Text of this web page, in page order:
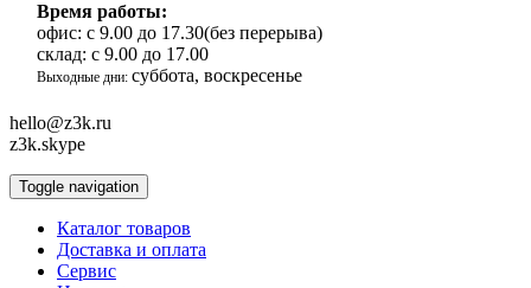
Время работы:
офис: с 9.00 до 17.30(без перерыва)
склад: с 9.00 до 17.00
Выходные дни: суббота, воскресенье
hello@z3k.ru
z3k.skype
Toggle navigation
Каталог товаров
Доставка и оплата
Сервис